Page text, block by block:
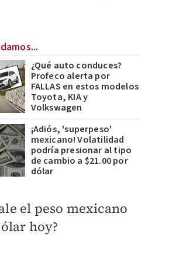
¿Qué auto conduces?
Profeco alerta por
FALLAS en estos modelos
Toyota, KIA y
Volkswagen
¡Adiós, 'superpeso'
mexicano! Volatilidad
podría presionar al tipo
de cambio a $21.00 por
dólar
el peso mexicano
hoy?